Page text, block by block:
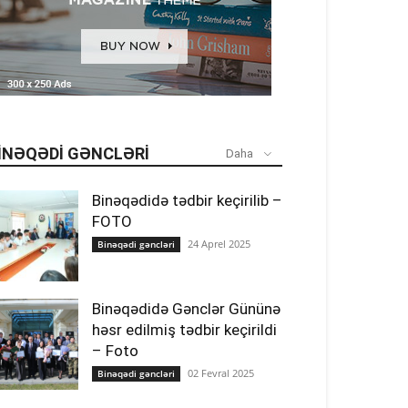
GƏNCLƏRI Daha
Binəqədidə tədbir keçirilib –
FOTO
Binəqədi gəncləri 24 Aprel 2025
Binəqədidə Gənclər Gününə
həsr edilmiş tədbir keçirildi
– Foto
Binəqədi gəncləri 02 Fevral 2025